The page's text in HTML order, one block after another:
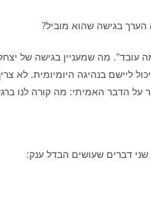
הערך בגישה שהוא מוביל?
עובד”. מה שמעניין בגישה של
ליישם בנהיגה היומיומית. לא
על הדבר האמיתי: מה קורה לנו
דברים שעושים הבדל ענק: